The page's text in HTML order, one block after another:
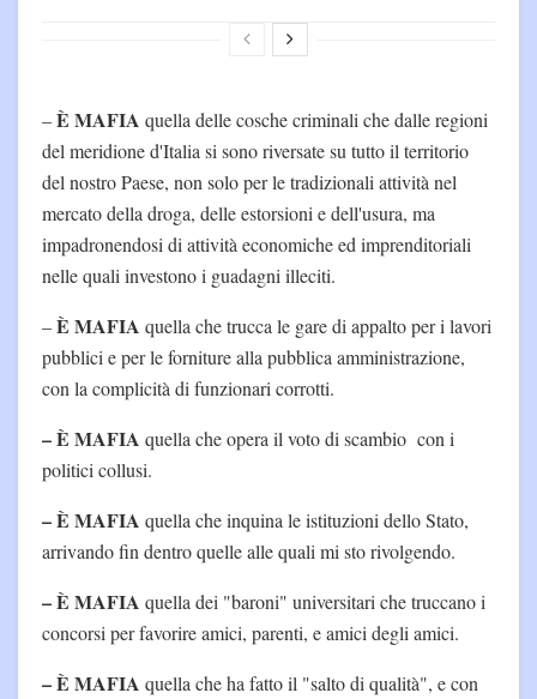
–È MAFIA quella delle cosche criminali che dalle regioni
del meridione d'Italia si sono riversate su tutto il territorio
del nostro Paese, non solo per le tradizionali attività nel
mercato della droga, delle estorsioni e dell'usura, ma
impadronendosi di attività economiche ed imprenditoriali
nelle quali investono i guadagni illeciti.
–È MAFIA quella che trucca le gare di appalto per i lavori
pubblici e per le forniture alla pubblica amministrazione,
con la complicità di funzionari corrotti.
– È MAFIA quella che opera il voto di scambio con i
politici collusi.
– È MAFIA quella che inquina le istituzioni dello Stato,
arrivando fin dentro quelle alle quali mi sto rivolgendo.
– È MAFIA quella dei "baroni" universitari che truccano i
concorsi per favorire amici, parenti, e amici degli amici.
– È MAFIA quella che ha fatto il "salto di qualità", e con